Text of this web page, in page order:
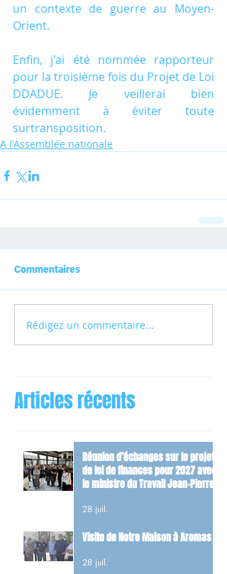
un contexte de guerre au Moyen-
Orient.
Enfin, j'ai été nommée rapporteur
pour la troisième fois du Projet de Loi
DDADUE. Je veillerai bien
évidemment à éviter toute
surtransposition.
A l'Assemblée nationale
Commentaires
Rédigez un commentaire...
Articles récents
Réunion d’échanges sur le projet
de loi de finances pour 2027 avec
le ministre du Travail Jean-Pierre
28 juil.
Visite de Notre Maison à Aromas
28 juil.